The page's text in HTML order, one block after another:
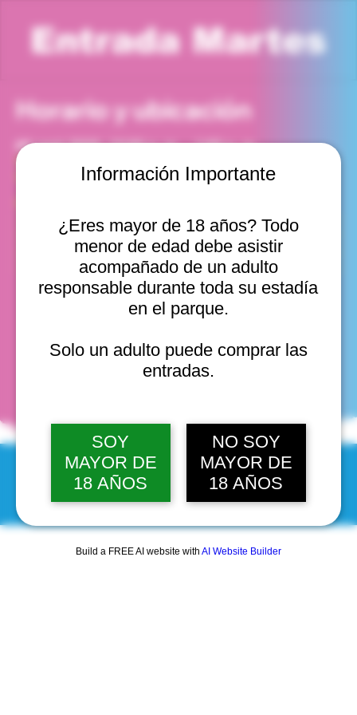
Información Importante
¿Eres mayor de 18 años? Todo
menor de edad debe asistir
acompañado de un adulto
responsable durante toda su estadía
en el parque.
Solo un adulto puede comprar las
entradas.
SOY
MAYOR DE
18 AÑOS
NO SOY
MAYOR DE
18 AÑOS
Build a FREE AI website with AI Website Builder
Entrada Martes
Horario y ubicación
02 sept 2025, 12:00 p. m. – 1:00 p. m.
Viña del Mar, Cam. Internacional 2440, Viña del Mar,
Valparaíso, Chile
mar, 11 ago, 10:00 a. m.
mar, 11 ago, 11:00 a. m.
mar, 11 ago, 12:00 p. m.
Ver 20
fechas
© 2025 by Scantastic.